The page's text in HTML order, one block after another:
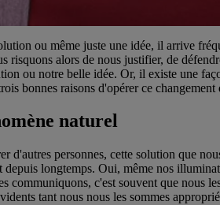
ou même juste une idée, il arrive
risquons alors de nous justifier, de
ou notre belle idée. Or, il existe une
bonnes raisons d'opérer ce changement
naturel
d'autres personnes, cette solution que
longtemps. Oui, même nos
communiquons, c'est souvent que nous
tant nous nous les sommes